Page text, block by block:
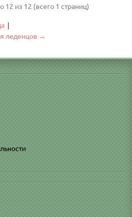
12 из 12 (всего 1 страниц)
леденцов →